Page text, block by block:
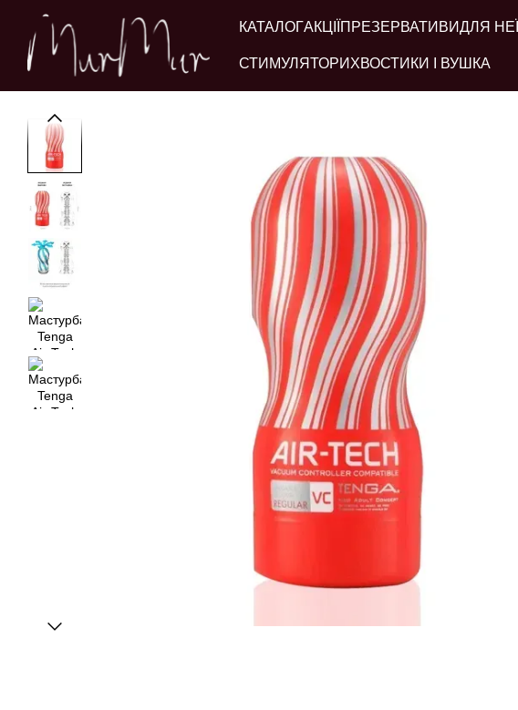
Перейти до основного контенту
КАТАЛОГАКЦІЇ ПРЕЗЕРВАТИВИДЛЯ НЕЇ
СТИМУЛЯТОРИ ХВОСТИКИ І ВУШКА